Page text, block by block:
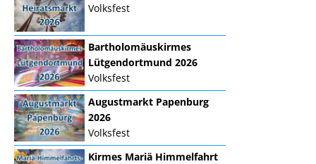
Volksfest
Bartholomäuskirmes
Lütgendortmund 2026
Volksfest
Augustmarkt Papenburg
2026
Volksfest
Kirmes Mariä Himmelfahrt